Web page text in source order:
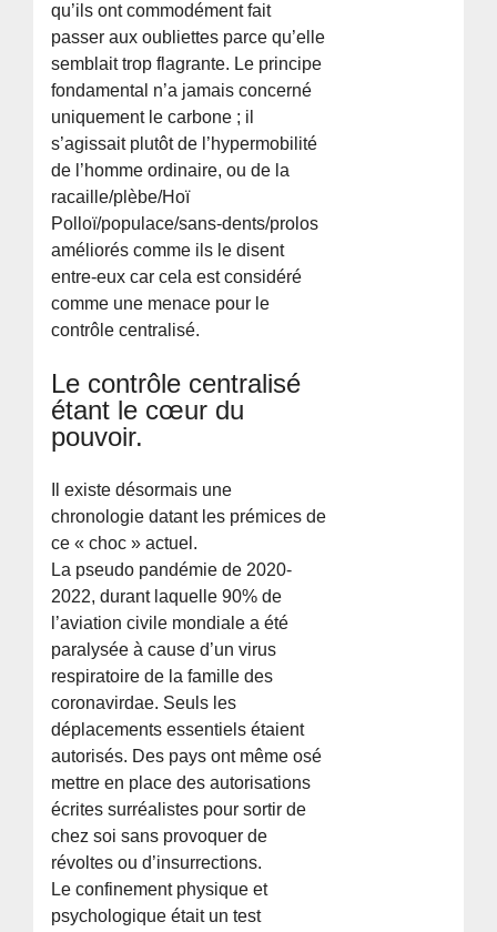
qu’ils ont commodément fait
passer aux oubliettes parce qu’elle
semblait trop flagrante. Le principe
fondamental n’a jamais concerné
uniquement le carbone ; il
s’agissait plutôt de l’hypermobilité
de l’homme ordinaire, ou de la
racaille/plèbe/Hoï
Polloï/populace/sans-dents/prolos
améliorés comme ils le disent
entre-eux car cela est considéré
comme une menace pour le
contrôle centralisé.
Le contrôle centralisé
étant le cœur du
pouvoir.
Il existe désormais une
chronologie datant les prémices de
ce « choc » actuel.
La pseudo pandémie de 2020-
2022, durant laquelle 90% de
l’aviation civile mondiale a été
paralysée à cause d’un virus
respiratoire de la famille des
coronavirdae. Seuls les
déplacements essentiels étaient
autorisés. Des pays ont même osé
mettre en place des autorisations
écrites surréalistes pour sortir de
chez soi sans provoquer de
révoltes ou d’insurrections.
Le confinement physique et
psychologique était un test